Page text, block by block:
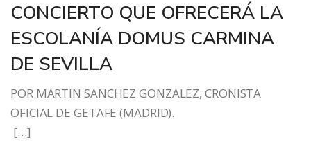
CONCIERTO QUE OFRECERÁ LA
ESCOLANÍA DOMUS CARMINA
DE SEVILLA
POR MARTIN SANCHEZ GONZALEZ, CRONISTA
OFICIAL DE GETAFE (MADRID).
[…]